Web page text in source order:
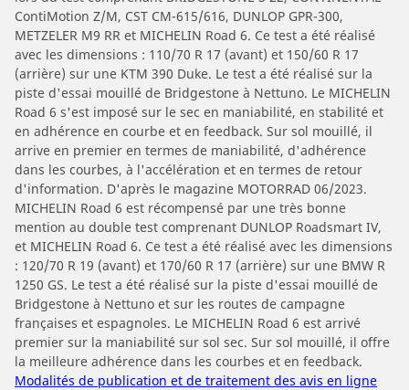
ContiMotion Z/M, CST CM-615/616, DUNLOP GPR-300,
METZELER M9 RR et MICHELIN Road 6. Ce test a été réalisé
avec les dimensions : 110/70 R 17 (avant) et 150/60 R 17
(arrière) sur une KTM 390 Duke. Le test a été réalisé sur la
piste d'essai mouillé de Bridgestone à Nettuno. Le MICHELIN
Road 6 s'est imposé sur le sec en maniabilité, en stabilité et
en adhérence en courbe et en feedback. Sur sol mouillé, il
arrive en premier en termes de maniabilité, d'adhérence
dans les courbes, à l'accélération et en termes de retour
d'information. D'après le magazine MOTORRAD 06/2023.
MICHELIN Road 6 est récompensé par une très bonne
mention au double test comprenant DUNLOP Roadsmart IV,
et MICHELIN Road 6. Ce test a été réalisé avec les dimensions
: 120/70 R 19 (avant) et 170/60 R 17 (arrière) sur une BMW R
1250 GS. Le test a été réalisé sur la piste d'essai mouillé de
Bridgestone à Nettuno et sur les routes de campagne
françaises et espagnoles. Le MICHELIN Road 6 est arrivé
premier sur la maniabilité sur sol sec. Sur sol mouillé, il offre
la meilleure adhérence dans les courbes et en feedback.
Modalités de publication et de traitement des avis en ligne